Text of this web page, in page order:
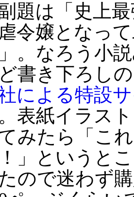
題は「史上最
令嬢となっ
。なろう小
書き下ろし
による特設
表紙イラス
みたら「こ
」というと
ので迷わず